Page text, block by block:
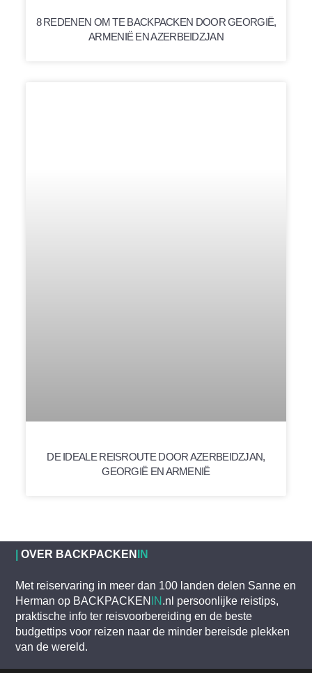
8 REDENEN OM TE BACKPACKEN DOOR GEORGIË,
ARMENIË EN AZERBEIDZJAN
DE IDEALE REISROUTE DOOR AZERBEIDZJAN,
GEORGIË EN ARMENIË
|OVER BACKPACKEN IN
Met reiservaring in meer dan 100 landen delen Sanne en
Herman op BACKPACKEN IN .nl persoonlijke reistips,
praktische info ter reisvoorbereiding en de beste
budgettips voor reizen naar de minder bereisde plekken
van de wereld.